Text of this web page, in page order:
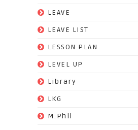
LEAVE
LEAVE LIST
LESSON PLAN
LEVEL UP
Library
LKG
M.Phil